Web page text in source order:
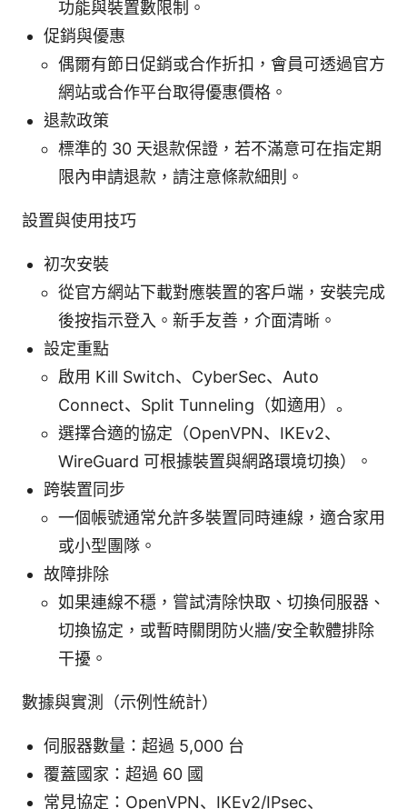
功能與裝置數限制。
促銷與優惠
偶爾有節日促銷或合作折扣，會員可透過官方
網站或合作平台取得優惠價格。
退款政策
標準的 30 天退款保證，若不滿意可在指定期
限內申請退款，請注意條款細則。
設置與使用技巧
初次安裝
從官方網站下載對應裝置的客戶端，安裝完成
後按指示登入。新手友善，介面清晰。
設定重點
啟用 Kill Switch、CyberSec、Auto
Connect、Split Tunneling（如適用）。
選擇合適的協定（OpenVPN、IKEv2、
WireGuard 可根據裝置與網路環境切換）。
跨裝置同步
一個帳號通常允許多裝置同時連線，適合家用
或小型團隊。
故障排除
如果連線不穩，嘗試清除快取、切換伺服器、
切換協定，或暫時關閉防火牆/安全軟體排除
干擾。
數據與實測（示例性統計）
伺服器數量：超過 5,000 台
覆蓋國家：超過 60 國
常見協定：OpenVPN、IKEv2/IPsec、